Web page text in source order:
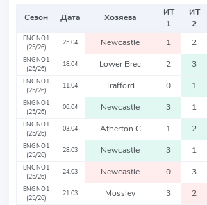
Сезон Дата Хозяева
ИТ
1
ИТ
2
ENGNO1
(25/26)
25.04 Newcastle 1 2
ENGNO1
(25/26)
18.04 Lower Brec 2 3
ENGNO1
(25/26)
11.04 Trafford 0 1
ENGNO1
(25/26)
06.04 Newcastle 3 1
ENGNO1
(25/26)
03.04 Atherton C 1 2
ENGNO1
(25/26)
28.03 Newcastle 3 1
ENGNO1
(25/26)
24.03 Newcastle 0 3
ENGNO1
(25/26)
21.03 Mossley 3 2